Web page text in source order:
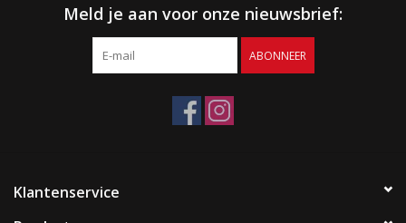
Meld je aan voor onze nieuwsbrief:
ABONNEER
Klantenservice